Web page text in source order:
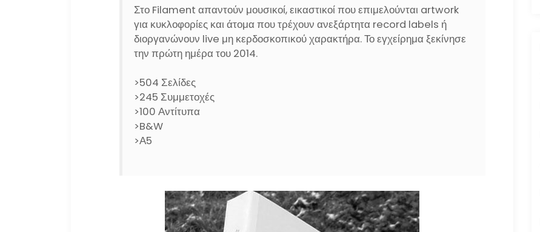
Στο Filament απαντούν μουσικοί, εικαστικοί που επιμελούνται artwork
για κυκλοφορίες και άτομα που τρέχουν ανεξάρτητα record labels ή
διοργανώνουν live μη κερδοσκοπικού χαρακτήρα. Το εγχείρημα ξεκίνησε
την πρώτη ημέρα του 2014.
>504 Σελίδες
>245 Συμμετοχές
>100 Αντίτυπα
>B&W
>Α5